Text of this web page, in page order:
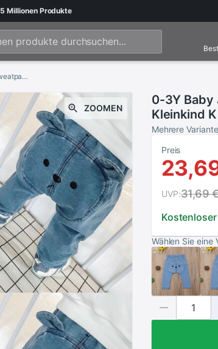
5 MillionenProdukte
0-3Y Baby Junge Mädchen Denim Hosen Kleinkind Kind Bär Sweatpant Jogger Elastische Böden Hosen
ZOOMEN
0-3Y Baby
Kleinkind
Böden
Mehrere
Preis
UVP:31,69
Wählen Sie eine